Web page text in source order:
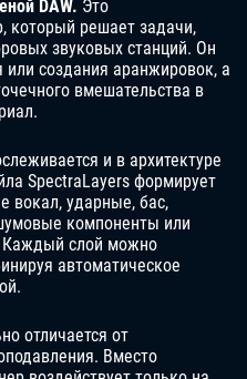
DAW. Это
который решает задачи,
звуковых станций. Он
создания аранжировок, а
вмешательства в
и в архитектуре
SpectraLayers формирует
вокал, ударные, бас,
компоненты или
Каждый слой можно
автоматическое
отличается от
Вместо